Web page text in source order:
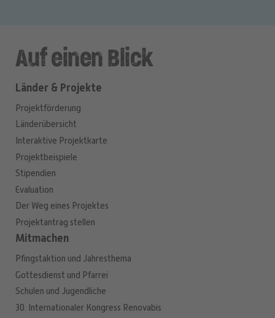
Auf einen Blick
Länder & Projekte
Projektförderung
Länderübersicht
Interaktive Projektkarte
Projektbeispiele
Stipendien
Evaluation
Der Weg eines Projektes
Projektantrag stellen
Mitmachen
Pfingstaktion und Jahresthema
Gottesdienst und Pfarrei
Schulen und Jugendliche
30. Internationaler Kongress Renovabis